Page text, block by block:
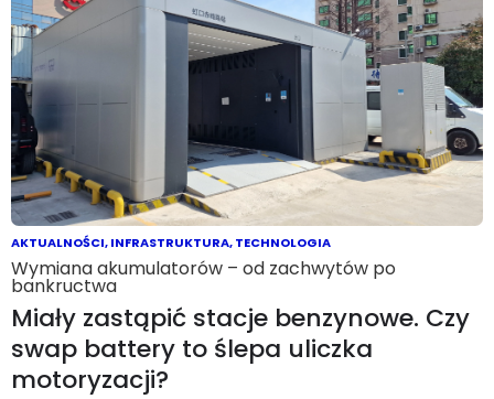
AKTUALNOŚCI,INFRASTRUKTURA,TECHNOLOGIA
Wymiana akumulatorów – od zachwytów po
bankructwa
Miały zastąpić stacje benzynowe. Czy
swap battery to ślepa uliczka
motoryzacji?